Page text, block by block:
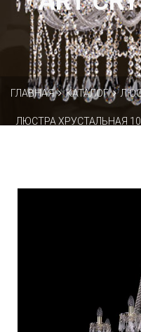
ГЛАВНАЯ КАТАЛОГ
ЛЮСТРА ХРУСТАЛЬНАЯ